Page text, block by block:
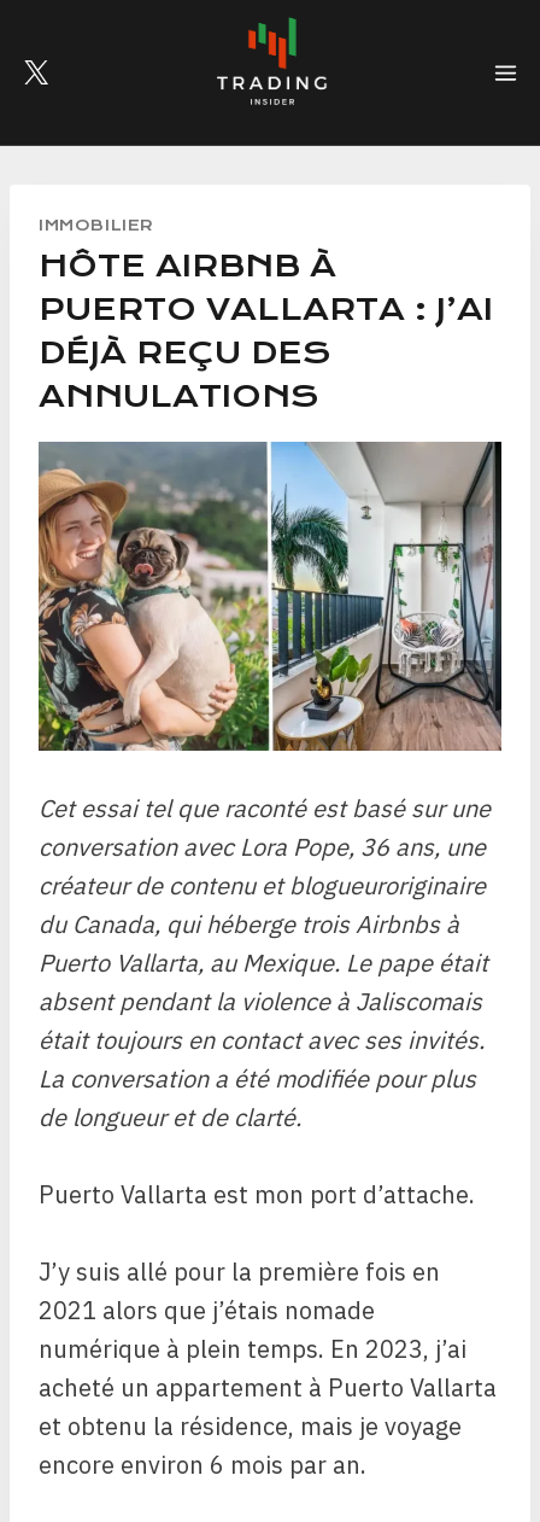
content
IMMOBILIER
HÔTE AIRBNB À
PUERTO VALLARTA : J’AI
DÉJÀ REÇU DES
ANNULATIONS
Cet essai tel que raconté est basé sur une
conversation avec Lora Pope, 36 ans, une
créateur de contenu et blogueuroriginaire
du Canada, qui héberge trois Airbnbs à
Puerto Vallarta, au Mexique. Le pape était
absent pendantla violence à Jaliscomais
était toujours en contact avec ses invités.
La conversation a été modifiée pour plus
de longueur et de clarté.
Puerto Vallarta est mon port d’attache.
J’y suis allé pour la première fois en
2021 alors que j’étais nomade
numérique à plein temps. En 2023, j’ai
acheté un appartement à Puerto Vallarta
et obtenu la résidence, mais je voyage
encore environ 6 mois par an.